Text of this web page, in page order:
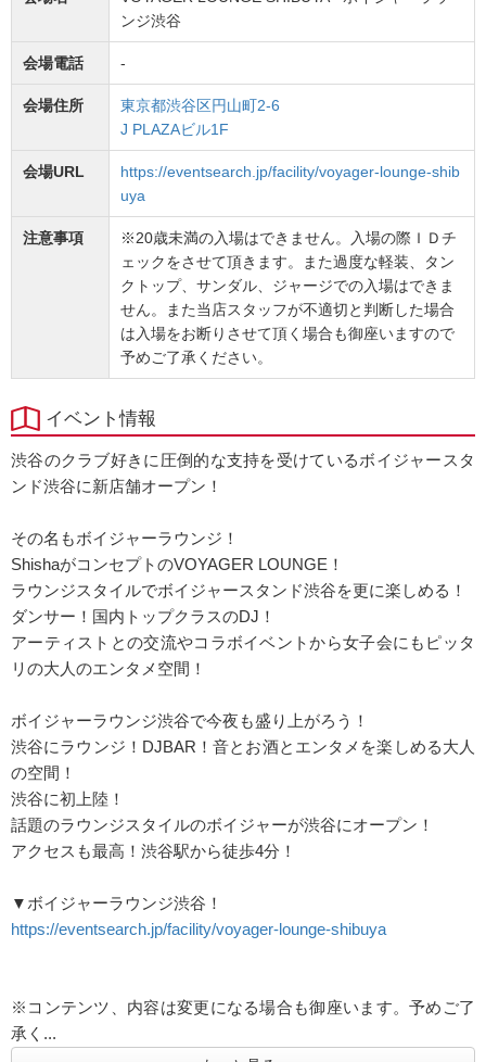
ンジ渋谷
会場電話 -
会場住所
東京都渋谷区円山町2-6
J PLAZAビル1F
会場URL
https://eventsearch.jp/facility/voyager-lounge-shib
uya
注意事項
※20歳未満の入場はできません。入場の際ＩＤチ
ェックをさせて頂きます。また過度な軽装、タン
クトップ、サンダル、ジャージでの入場はできま
せん。また当店スタッフが不適切と判断した場合
は入場をお断りさせて頂く場合も御座いますので
予めご了承ください。
イベント情報
渋谷のクラブ好きに圧倒的な支持を受けているボイジャースタ
ンド渋谷に新店舗オープン！
その名もボイジャーラウンジ！
ShishaがコンセプトのVOYAGER LOUNGE！
ラウンジスタイルでボイジャースタンド渋谷を更に楽しめる！
ダンサー！国内トップクラスのDJ！
アーティストとの交流やコラボイベントから女子会にもピッタ
リの大人のエンタメ空間！
ボイジャーラウンジ渋谷で今夜も盛り上がろう！
渋谷にラウンジ！DJBAR！音とお酒とエンタメを楽しめる大人
の空間！
渋谷に初上陸！
話題のラウンジスタイルのボイジャーが渋谷にオープン！
アクセスも最高！渋谷駅から徒歩4分！
▼ボイジャーラウンジ渋谷！
https://eventsearch.jp/facility/voyager-lounge-shibuya
※コンテンツ、内容は変更になる場合も御座います。予めご了
承く...